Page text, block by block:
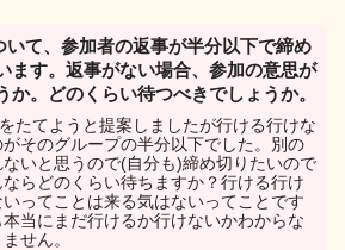
いて、参加者の返事が半分以下で締め
ます。返事がない場合、参加の意思が
か。どのくらい待つべきでしょうか。
たてようと提案しましたが行ける行けな
そのグループの半分以下でした。別の
いと思うので(自分も)締め切りたいので
らどのくらい待ちますか？行ける行け
ってことは来る気はないってことです
当にまだ行けるか行けないかわからな
せん。